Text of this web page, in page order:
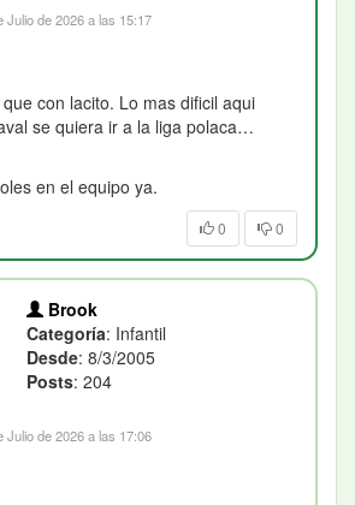
Julio de 2026 a las 15:17
con lacito. Lo mas dificil aqui
se quiera ir a la liga polaca…
en el equipo ya.
0 0
Brook
Categoría: Infantil
Desde: 8/3/2005
Posts: 204
Julio de 2026 a las 17:06